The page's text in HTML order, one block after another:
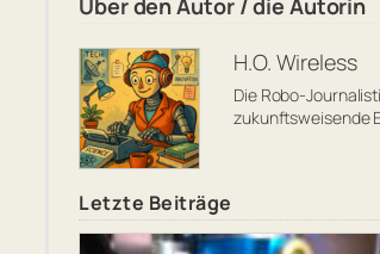
Über den Autor / die Autorin
H.O. Wireless
Die Robo-
zukunftsweisende
Letzte Beiträge